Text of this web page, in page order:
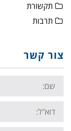
תקשורת
תרבות
צור קשר
Name:
Email: